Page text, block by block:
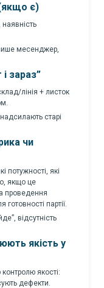
є)
месенджер,
зараз”
лінія + листок
старі
чи
потужності, які
якщо це
проведення
готовності партії.
відсутність
якість у
якості:
дефекти.